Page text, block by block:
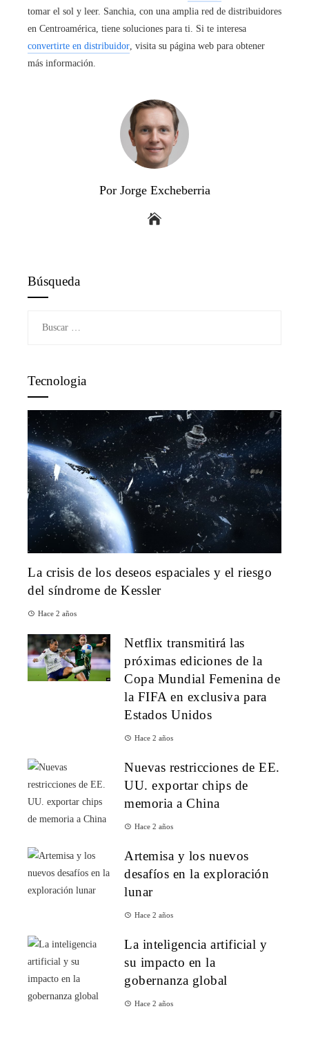
tomar el sol y leer. Sanchia, con una amplia red de distribuidores
en Centroamérica, tiene soluciones para ti. Si te interesa
convertirte en distribuidor, visita su página web para obtener
más información.
Por Jorge Excheberria
Búsqueda
Tecnologia
La crisis de los deseos espaciales y el riesgo
del síndrome de Kessler
Hace 2 años
Netflix transmitirá las
próximas ediciones de la
Copa Mundial Femenina de
la FIFA en exclusiva para
Estados Unidos
Hace 2 años
Nuevas restricciones de EE.
UU. exportar chips de
memoria a China
Hace 2 años
Artemisa y los nuevos
desafíos en la exploración
lunar
Hace 2 años
La inteligencia artificial y
su impacto en la
gobernanza global
Hace 2 años